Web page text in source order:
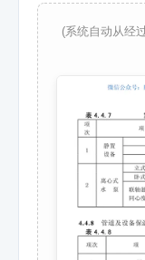
(系统自动从经